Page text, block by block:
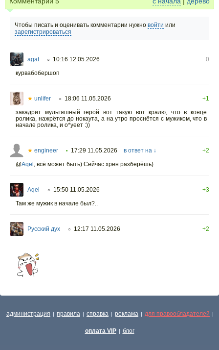
Чтобы писать и оценивать комментарии нужно войти или
зарегистрироваться
agat ○ 10:16 12.05.2026
0
курвабобершоп
★ unlifer ○ 18:06 11.05.2026
+1
закадрит мультяшный герой вот такую вот кралю, что в конце
ролика, нажрётся до нокаута, а на утро проснётся с мужиком, что в
начале ролика, и о*уеет :))
★ engineer • 17:29 11.05.2026 в ответ на ↓
+2
@Aqel , всё может быть) Сейчас хрен разберёшь)
Aqel ○ 15:50 11.05.2026
+3
Там же мужик в начале был?..
Русский дух ○ 12:17 11.05.2026 +2
администрация | правила | справка | реклама | для правообладателей |
оплата VIP | блог